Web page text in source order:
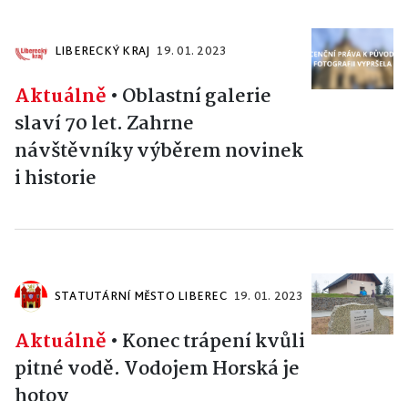
LIBERECKÝ KRAJ 19. 01. 2023
Aktuálně • Oblastní galerie
slaví 70 let. Zahrne
návštěvníky výběrem novinek
i historie
STATUTÁRNÍ MĚSTO LIBEREC 19. 01. 2023
Aktuálně • Konec trápení kvůli
pitné vodě. Vodojem Horská je